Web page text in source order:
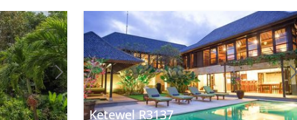
Ketewel R3137